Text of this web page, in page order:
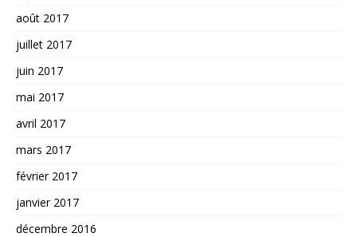
août 2017
juillet 2017
juin 2017
mai 2017
avril 2017
mars 2017
février 2017
janvier 2017
décembre 2016